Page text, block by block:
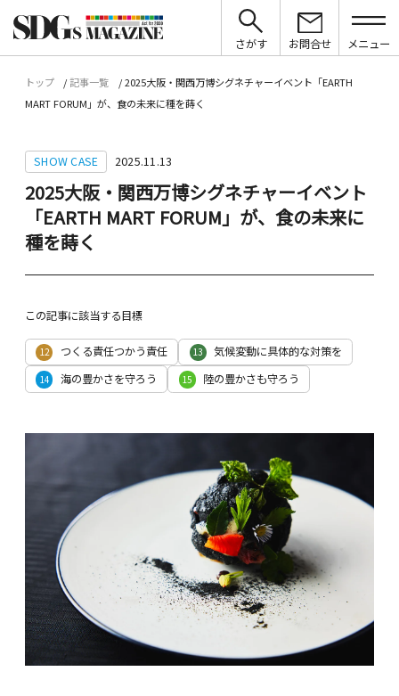
さがす お問合せ メニュー
トップ 記事一覧
2025大阪・関西万博シグネチャーイベント「EARTH
MART FORUM」が、食の未来に種を蒔く
SHOW CASE 2025.11.13
2025大阪・関西万博シグネチャーイベント
「EARTH MART FORUM」が、食の未来に
種を蒔く
この記事に該当する目標
12 つくる責任つかう責任 13 気候変動に具体的な対策を
14 海の豊かさを守ろう 15 陸の豊かさも守ろう